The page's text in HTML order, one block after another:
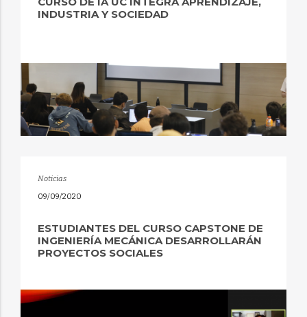
INDUSTRIA Y SOCIEDAD
Noticias
09/09/2020
ESTUDIANTES DEL CURSO CAPSTONE DE
INGENIERÍA MECÁNICA DESARROLLARÁN
PROYECTOS SOCIALES